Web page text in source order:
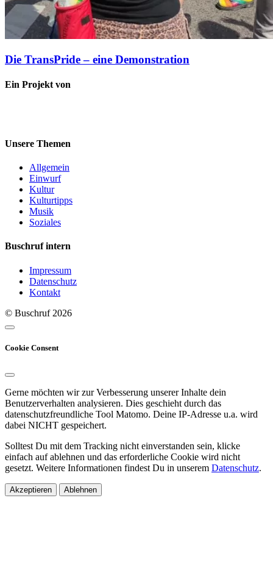
Die TransPride – eine Demonstration
Ein Projekt von
Unsere Themen
Allgemein
Einwurf
Kultur
Kulturtipps
Musik
Soziales
Buschruf intern
Impressum
Datenschutz
Kontakt
© Buschruf 2026
Cookie Consent
Gerne möchten wir zur Verbesserung unserer Inhalte dein
Benutzerverhalten analysieren. Dies geschieht durch das
datenschutzfreundliche Tool Matomo. Deine IP-Adresse u.a. wird
dabei NICHT gespeichert.
Solltest Du mit dem Tracking nicht einverstanden sein, klicke
einfach auf ablehnen und das erforderliche Cookie wird nicht
gesetzt. Weitere Informationen findest Du in unserem Datenschutz.
Akzeptieren Ablehnen